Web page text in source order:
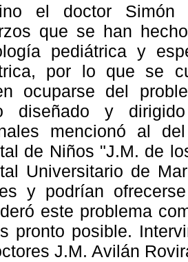
el doctor Simón
que se han
pediátrica y
por lo que se
ocuparse del
diseñado y
mencionó al
de Niños "J.M. de
Universitario de
y podrían
este problema
pronto posible.
J.M. Avilán